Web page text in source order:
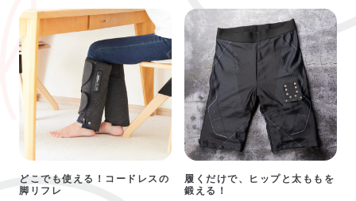
どこでも使える！コードレスの
脚リフレ
履くだけで、ヒップと太ももを
鍛える！